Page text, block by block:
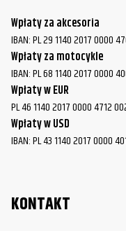
Wpłaty za akcesoria
IBAN: PL 29 1140 2017 0000
Wpłaty za motocykle
IBAN: PL 68 1140 2017 0000
Wpłaty w EUR
PL 46 1140 2017 0000 4712
Wpłaty w USD
IBAN: PL 43 1140 2017 0000
KONTAKT